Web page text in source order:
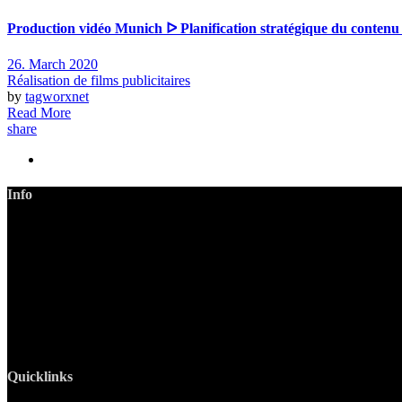
Production vidéo Munich ᐅ Planification stratégique du contenu
26. March 2020
Réalisation de films publicitaires
by tagworxnet
Read More
share
Info
Quicklinks